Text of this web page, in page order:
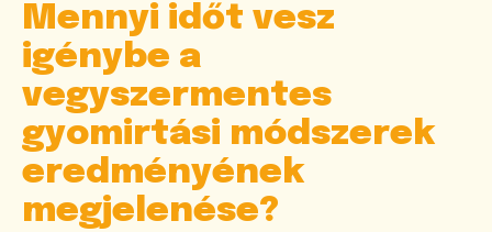
Mennyi időt vesz
igénybe a
vegyszermentes
gyomirtási módszerek
eredményének
megjelenése?